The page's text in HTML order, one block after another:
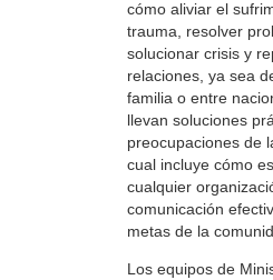
cómo aliviar el
trauma, resolver
solucionar crisis y
relaciones, ya sea
familia o entre
llevan soluciones
preocupaciones de
cual incluye cómo
cualquier
comunicación
metas de la
Los equipos de